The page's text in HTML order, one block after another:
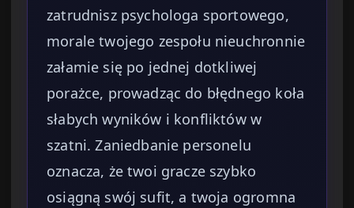
zatrudnisz psychologa sportowego,
morale twojego zespołu nieuchronnie
załamie się po jednej dotkliwej
porażce, prowadząc do błędnego koła
słabych wyników i konfliktów w
szatni. Zaniedbanie personelu
oznacza, że twoi gracze szybko
osiągną swój sufit, a twoja ogromna